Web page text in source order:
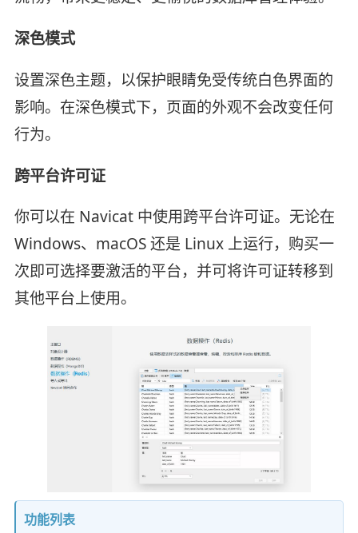
深色模式
设置深色主题，以保护眼睛免受传统白色界面的
影响。在深色模式下，页面的外观不会改变任何
行为。
跨平台许可证
你可以在 Navicat 中使用跨平台许可证。无论在
Windows、macOS 还是 Linux 上运行，购买一
次即可选择要激活的平台，并可将许可证转移到
其他平台上使用。
功能列表